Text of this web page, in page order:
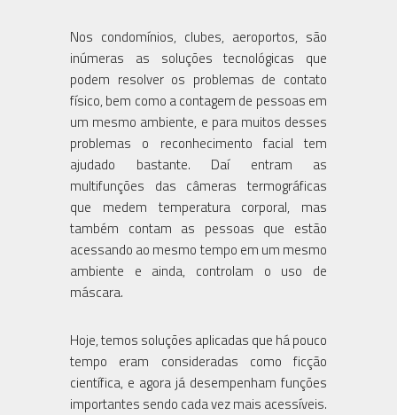
Nos condomínios, clubes, aeroportos, são
inúmeras as soluções tecnológicas que
podem resolver os problemas de contato
físico, bem como a contagem de pessoas em
um mesmo ambiente, e para muitos desses
problemas o reconhecimento facial tem
ajudado bastante. Daí entram as
multifunções das câmeras termográficas
que medem temperatura corporal, mas
também contam as pessoas que estão
acessando ao mesmo tempo em um mesmo
ambiente e ainda, controlam o uso de
máscara.
Hoje, temos soluções aplicadas que há pouco
tempo eram consideradas como ficção
científica, e agora já desempenham funções
importantes sendo cada vez mais acessíveis.